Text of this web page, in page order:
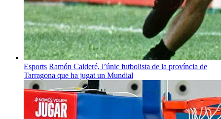
Esports Ramón Calderé, l’únic futbolista de la província de
Tarragona que ha jugat un Mundial